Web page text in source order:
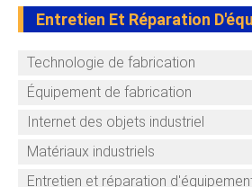
Entretien Et Réparation
Technologie de fabrication
Équipement de fabrication
Internet des objets industriel
Matériaux industriels
Entretien et réparation